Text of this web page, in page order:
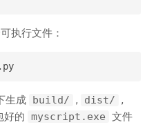
执行文件：
生成 build/ , dist/ ,
好的 myscript.exe 文件